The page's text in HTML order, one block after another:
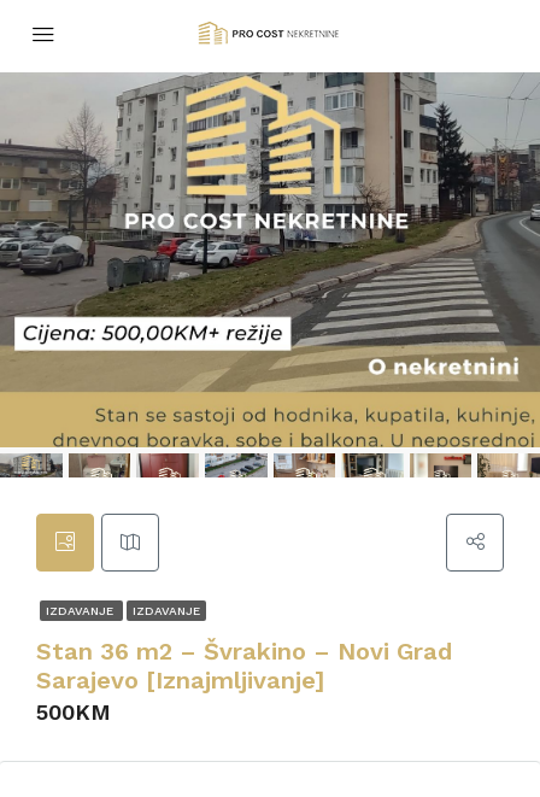
IZDAVANJE IZDAVANJE
Stan 36 m2 – Švrakino – Novi Grad
Sarajevo [Iznajmljivanje]
500KM